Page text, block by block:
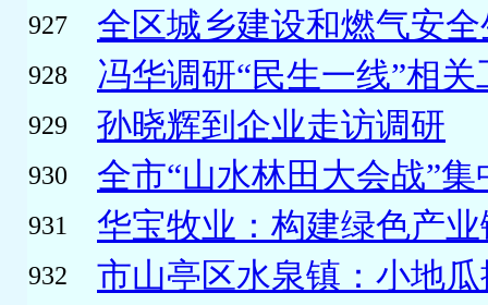
927 全区城乡建设和燃气安
928 冯华调研“民生一线”相关
929 孙晓辉到企业走访调研
930 全市“山水林田大会战”集
931 华宝牧业：构建绿色产
932 市山亭区水泉镇：小地